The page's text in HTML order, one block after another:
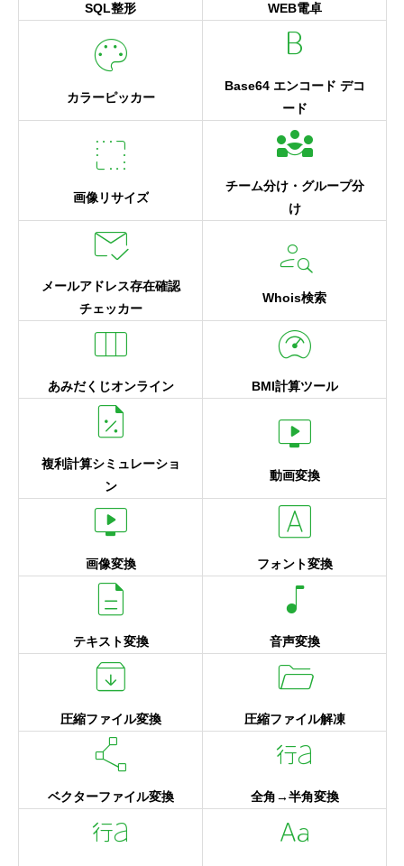
SQL整形 WEB電卓
palette
カラーピッカー
format_bold
Base64 エンコード デコ
ード
resize
画像リサイズ
diversity_3
チーム分け・グループ分
け
mark_email_read
メールアドレス存在確認
チェッカー
person_search
Whois検索
width_normal
あみだくじオンライン
readiness_score
BMI計算ツール
heap_snapshot_large
複利計算シミュレーショ
ン
live_tv
動画変換
live_tv
画像変換
font_download
フォント変換
description
テキスト変換
music_note
音声変換
archive
圧縮ファイル変換
folder_open
圧縮ファイル解凍
polyline
ベクターファイル変換
language_chinese_array
全角→半角変換
language_chinese_array match_case